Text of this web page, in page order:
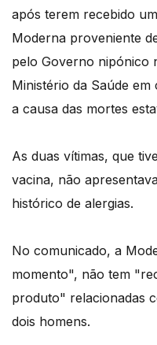
após terem recebido
Moderna proveniente
pelo Governo nipónico
Ministério da Saúde
a causa das mortes
As duas vítimas, que
vacina, não
histórico de alergias.
No comunicado, a
momento", não tem
produto" relacionadas
dois homens.